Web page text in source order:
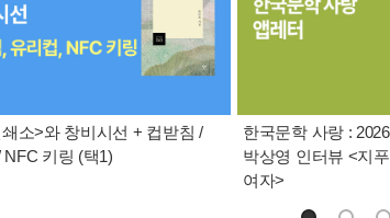
소>와 창비시선 + 컵받침 /
NFC 키링 (택1)
한국문학 사랑 :
박상영 인터뷰 <지
여자>